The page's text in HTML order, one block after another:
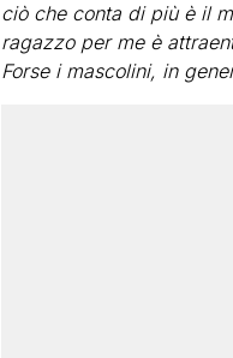
ciò che conta di più è il
ragazzo per me è
Forse i mascolini, in